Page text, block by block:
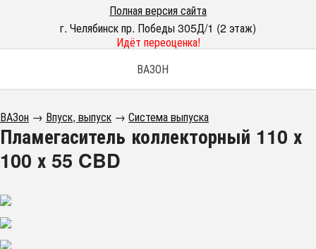
Полная версия сайта
г. Челябинск пр. Победы 305Д/1 (2 этаж)
Идёт переоценка!
ВАЗОН
ВАЗон → Впуск, выпуск → Система выпуска
Пламегаситель коллекторный 110 х
100 х 55 CBD